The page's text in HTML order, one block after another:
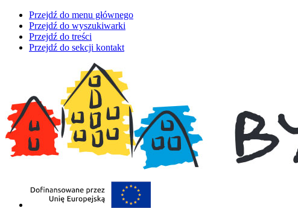
Przejdź do menu głównego
Przejdź do wyszukiwarki
Przejdź do treści
Przejdź do sekcji kontakt